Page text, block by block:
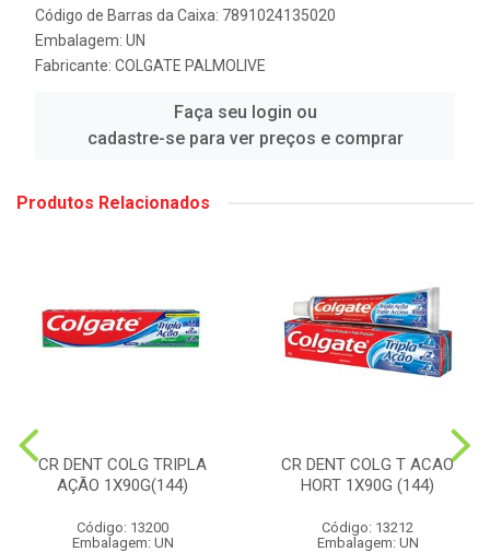
Código de Barras da Caixa: 7891024135020
Embalagem: UN
Fabricante: COLGATE PALMOLIVE
Faça seu login ou
cadastre-se para ver preços e comprar
Produtos Relacionados
CR DENT COLG TRIPLA
AÇÃO 1X90G(144)
Código: 13200
Embalagem: UN
CR DENT COLG T ACAO
HORT 1X90G (144)
Código: 13212
Embalagem: UN